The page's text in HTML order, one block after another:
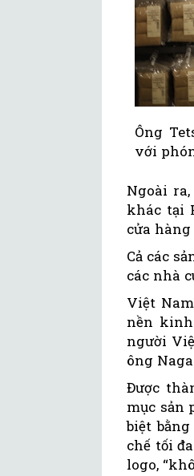
Ông
với
Ngoài
khác tại
cửa
Cả các
các nhà
Việt
nền
người
ông
Được
mục sản
biệt
chế tối
logo,